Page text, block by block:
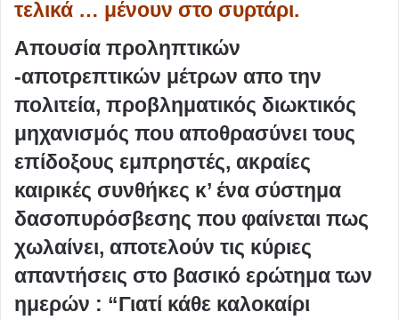
τελικά … μένουν στο συρτάρι.
Απουσία προληπτικών
-αποτρεπτικών μέτρων απο την
πολιτεία, προβληματικός διωκτικός
μηχανισμός που αποθρασύνει τους
επίδοξους εμπρηστές, ακραίες
καιρικές συνθήκες κ’ ένα σύστημα
δασοπυρόσβεσης που φαίνεται πως
χωλαίνει, αποτελούν τις κύριες
απαντήσεις στο βασικό ερώτημα των
ημερών : “Γιατί κάθε καλοκαίρι